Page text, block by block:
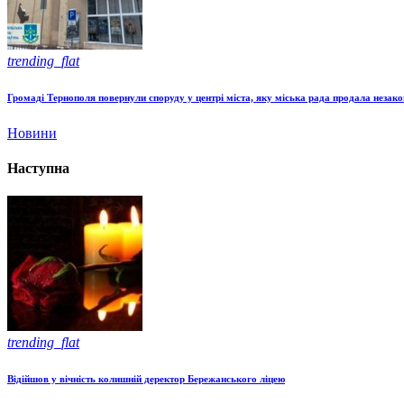
trending_flat
Громаді Тернополя повернули споруду у центрі міста, яку міська рада продала
Новини
Наступна
trending_flat
Відійшов у вічність колишній деректор Бережанського ліцею